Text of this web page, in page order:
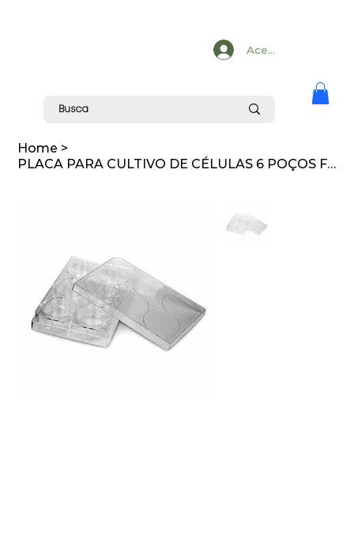
Acesse
Home >
PLACA PARA CULTIVO DE CÉLULAS 6 POÇOS FUNDO CHATO. EMBALAGEM INDIVIDUAL